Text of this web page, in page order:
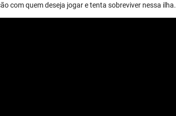
com quem deseja jogar e tenta sobreviver nessa ilha.